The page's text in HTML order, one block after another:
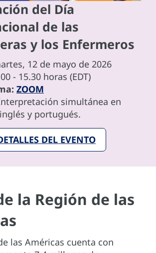
del Día
de las
y los Enfermeros
12 de mayo de 2026
- 15.30 horas (EDT)
ZOOM
simultánea en
y portugués.
DEL EVENTO
la Región de las
las Américas cuenta con